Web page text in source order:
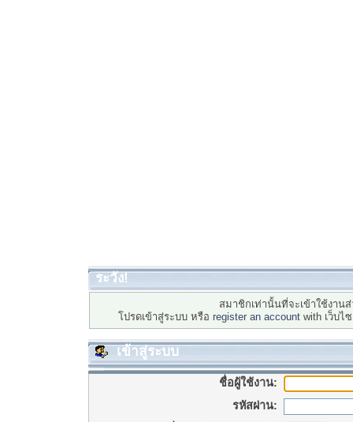
ระวัง!
สมาชิกเท่านั้นที่จะเข้าใช้งาน
โปรดเข้าสู่ระบบ หรือ register an account with เว็บ
เข้าสู่ระบบ
ชื่อผู้ใช้งาน:
รหัสผ่าน: